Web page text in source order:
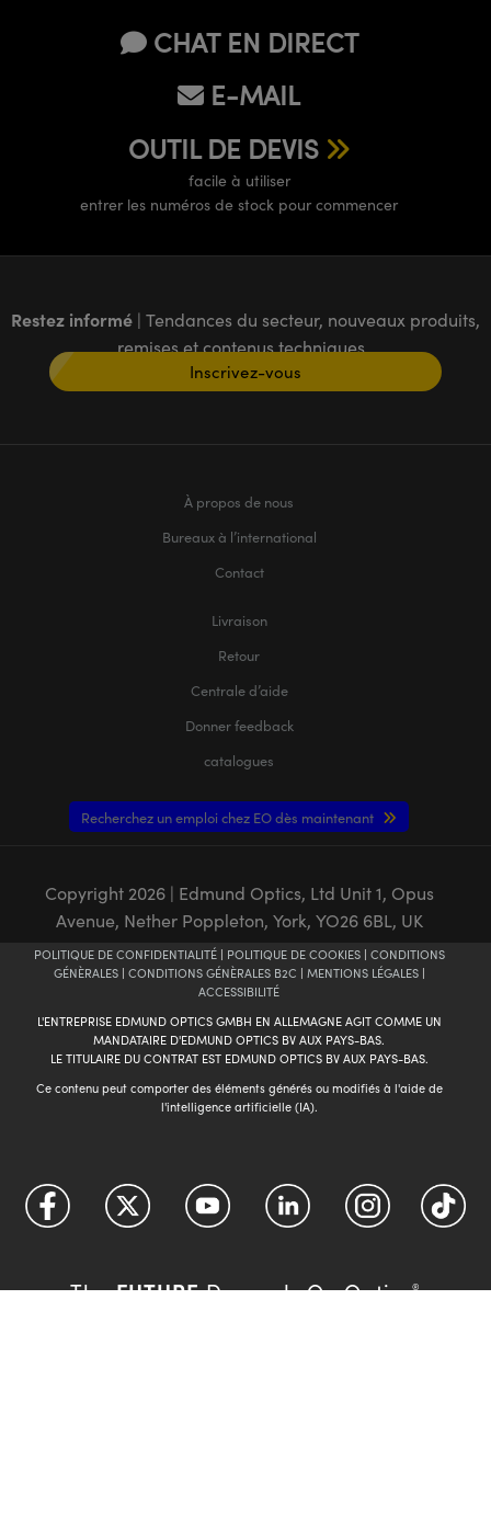
CHAT EN DIRECT
E-MAIL
OUTIL DE DEVIS
facile à utiliser
entrer les numéros de stock pour commencer
Restez informé | Tendances du secteur, nouveaux produits,
remises et contenus techniques
Inscrivez-vous
À propos de nous
Bureaux à l’international
Contact
Livraison
Retour
Centrale d’aide
Donner feedback
catalogues
Recherchez un emploi chez EO dès maintenant
Copyright 2026| Edmund Optics, Ltd Unit 1, Opus
Avenue, Nether Poppleton, York, YO26 6BL, UK
POLITIQUE DE CONFIDENTIALITÉ| POLITIQUE DE COOKIES| CONDITIONS
GÉNÈRALES| CONDITIONS GÉNÈRALES B2C | MENTIONS LÉGALES|
ACCESSIBILITÉ
L'ENTREPRISE EDMUND OPTICS GMBH EN ALLEMAGNE AGIT COMME UN
MANDATAIRE D'EDMUND OPTICS BV AUX PAYS-BAS.
LE TITULAIRE DU CONTRAT EST EDMUND OPTICS BV AUX PAYS-BAS.
Ce contenu peut comporter des éléments générés ou modifiés à l'aide de
l'intelligence artificielle (IA).
TheFUTUREDepends On Optics®